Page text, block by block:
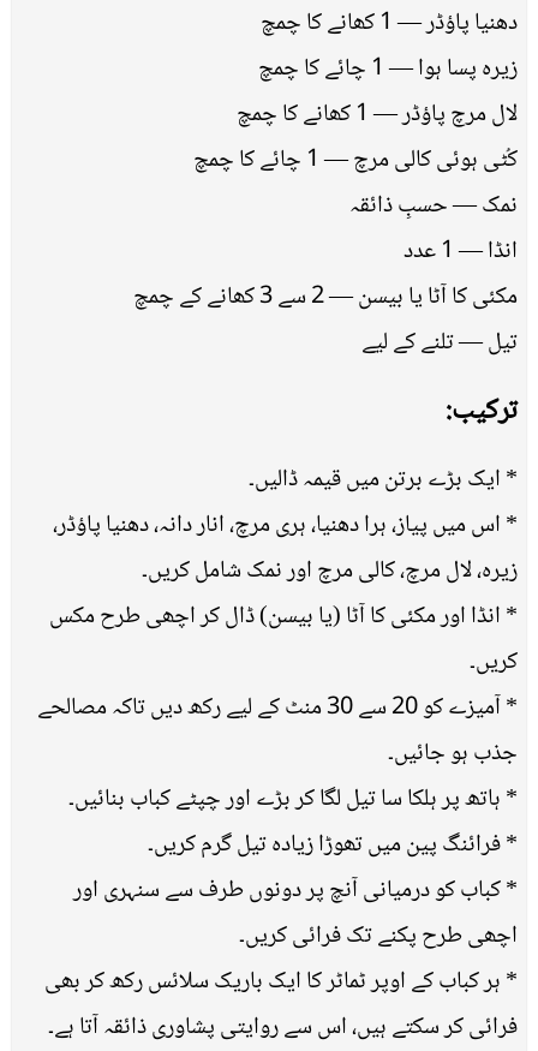
دھنیا پاؤڈر — 1 کھانے کا چمچ
زیرہ پسا ہوا — 1 چائے کا چمچ
لال مرچ پاؤڈر — 1 کھانے کا چمچ
کُٹی ہوئی کالی مرچ — 1 چائے کا چمچ
نمک — حسبِ ذائقہ
انڈا — 1 عدد
مکئی کا آٹا یا بیسن — 2 سے 3 کھانے کے چمچ
تیل — تلنے کے لیے
ترکیب:
* ایک بڑے برتن میں قیمہ ڈالیں۔
* اس میں پیاز، ہرا دھنیا، ہری مرچ، انار دانہ، دھنیا پاؤڈر،
زیرہ، لال مرچ، کالی مرچ اور نمک شامل کریں۔
* انڈا اور مکئی کا آٹا (یا بیسن) ڈال کر اچھی طرح مکس
کریں۔
* آمیزے کو 20 سے 30 منٹ کے لیے رکھ دیں تاکہ مصالحے
جذب ہو جائیں۔
* ہاتھ پر ہلکا سا تیل لگا کر بڑے اور چپٹے کباب بنائیں۔
* فرائنگ پین میں تھوڑا زیادہ تیل گرم کریں۔
* کباب کو درمیانی آنچ پر دونوں طرف سے سنہری اور
اچھی طرح پکنے تک فرائی کریں۔
* ہر کباب کے اوپر ٹماٹر کا ایک باریک سلائس رکھ کر بھی
فرائی کر سکتے ہیں، اس سے روایتی پشاوری ذائقہ آتا ہے۔